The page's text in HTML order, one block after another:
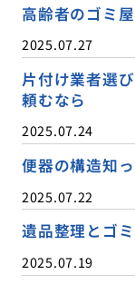
高齢者のゴミ
2025.07.27
片付け業者選
頼むなら
2025.07.24
便器の構造知
2025.07.22
遺品整理とゴ
2025.07.19